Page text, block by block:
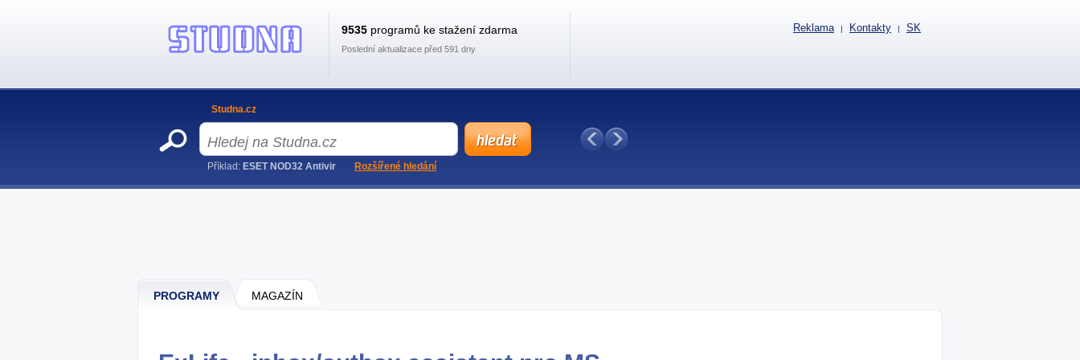
PROGRAMY MAGAZÍN
9535 programů ke stažení zdarma
Poslední aktualizace před 591 dny
Reklama | Kontakty | SK
Studna.cz
Příklad: ESET NOD32 Antivir Rozšířené hledání